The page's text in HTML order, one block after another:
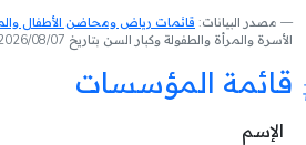
مصدر البيانات: قائمات رياض ومحاضن الأطفال
الأسرة والمرأة والطفولة وكبار السن بتاريخ 2026/08/07 على الساعة 16:31
قائمة المؤسسات
الإسم